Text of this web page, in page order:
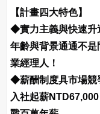
【計畫四大特色】
◆實力主義與快速升
年齡與背景通通不
業經理人！
◆薪酬制度具市場競
入社起薪